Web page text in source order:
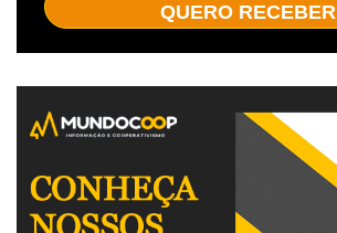
QUERO RECEBER